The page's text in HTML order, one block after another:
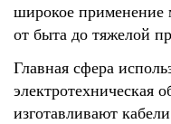
широкое применение
от быта до тяжелой
Главная сфера
электротехническая
изготавливают